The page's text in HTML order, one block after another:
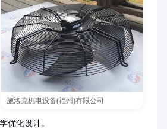
施洛克机电设备(福州)有限公司
优化设计。